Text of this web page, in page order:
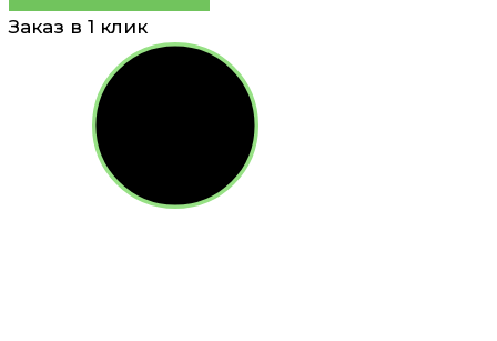
Заказ в 1 клик